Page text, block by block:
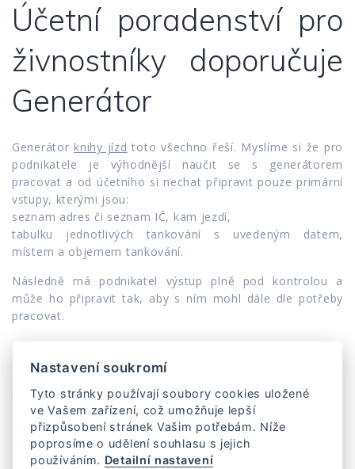
Účetní poradenství pro
živnostníky doporučuje
Generátor
Generátor knihy jízd toto všechno řeší. Myslíme si že pro
podnikatele je výhodnější naučit se s generátorem
pracovat a od účetního si nechat připravit pouze primární
vstupy, kterými jsou:
seznam adres či seznam IČ, kam jezdí,
tabulku jednotlivých tankování s uvedeným datem,
místem a objemem tankování.
Následně má podnikatel výstup plně pod kontrolou a
může ho připravit tak, aby s ním mohl dále dle potřeby
pracovat.
Další článek:Práce řidič dodávky a úspora času
Ostatní články:zpět na Blog,přehled služeb a měst
Nastavení soukromí
Tyto stránky používají soubory cookies uložené
ve Vašem zařízení, což umožňuje lepší
přizpůsobení stránek Vašim potřebám. Níže
poprosíme o udělení souhlasu s jejich
používáním. Detailní nastavení